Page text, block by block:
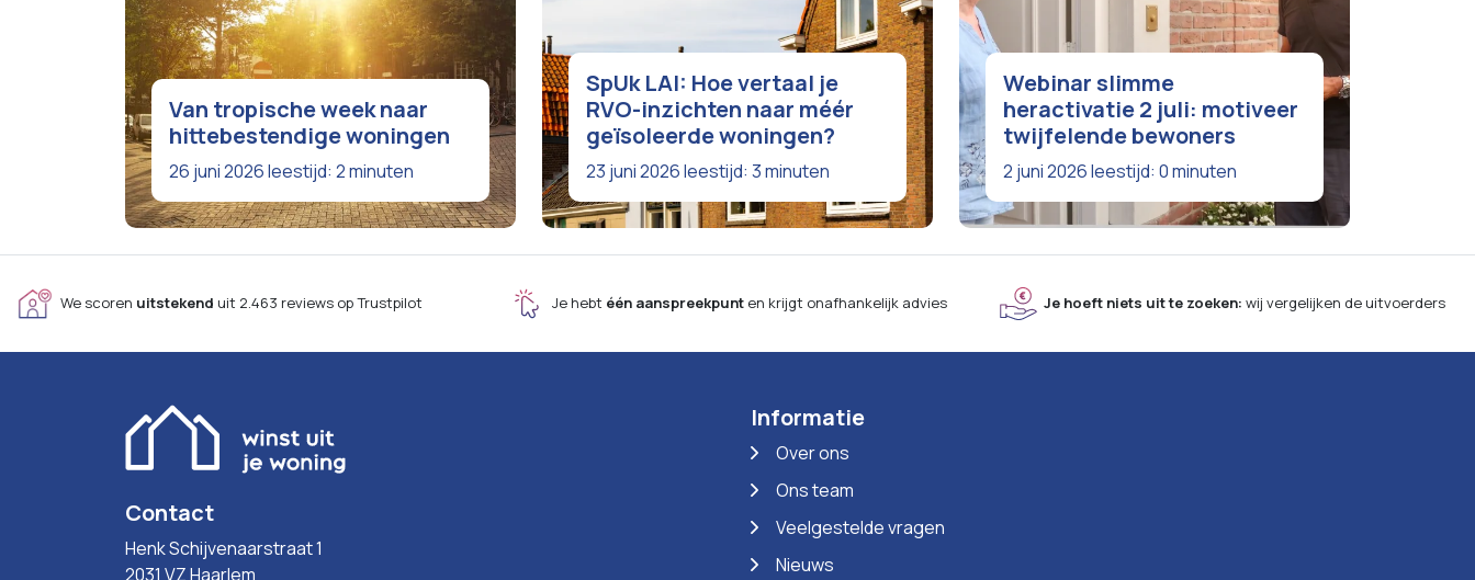
Van tropische week naar
hittebestendige woningen
26 juni 2026leestijd: 2 minuten
SpUk LAI: Hoe vertaal je
RVO-inzichten naar méér
geïsoleerde woningen?
23 juni 2026leestijd: 3 minuten
Webinar slimme
heractivatie 2 juli: motiveer
twijfelende bewoners
2 juni 2026leestijd: 0 minuten
We scoren uitstekend uit 2.463 reviews op Trustpilot Je hebt één aanspreekpunt en krijgt onafhankelijk advies Je hoeft niets uit te zoeken: wij vergelijken de uitvoerders
Contact
Henk Schijvenaarstraat 1
2031 VZ Haarlem
Informatie
Over ons
Ons team
Veelgestelde vragen
Nieuws